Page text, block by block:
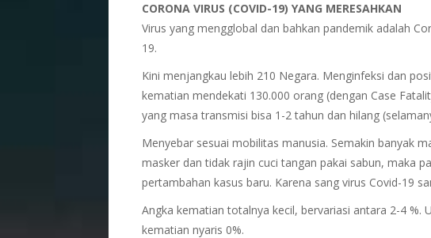
CORONA VIRUS (COVID-19) YANG MERESAHKAN
Virus yang mengglobal dan bahkan pandemik adalah
19.
Kini menjangkau lebih 210 Negara. Menginfeksi dan
kematian mendekati 130.000 orang (dengan Case
yang masa transmisi bisa 1-2 tahun dan hilang
Menyebar sesuai mobilitas manusia. Semakin banyak
masker dan tidak rajin cuci tangan pakai sabun, maka
pertambahan kasus baru. Karena sang virus Covid-19
Angka kematian totalnya kecil, bervariasi antara 2-4 %.
kematian nyaris 0%.